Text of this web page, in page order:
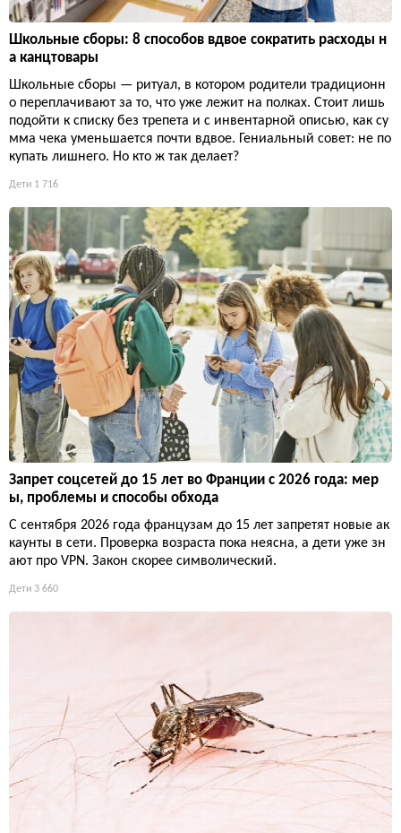
Школьные сборы: 8 способов вдвое сократить расходы н
а канцтовары
Школьные сборы — ритуал, в котором родители традиционн
о переплачивают за то, что уже лежит на полках. Стоит лишь
подойти к списку без трепета и с инвентарной описью, как су
мма чека уменьшается почти вдвое. Гениальный совет: не по
купать лишнего. Но кто ж так делает?
Дети 1 716
Запрет соцсетей до 15 лет во Франции с 2026 года: мер
ы, проблемы и способы обхода
С сентября 2026 года французам до 15 лет запретят новые ак
каунты в сети. Проверка возраста пока неясна, а дети уже зн
ают про VPN. Закон скорее символический.
Дети 3 660